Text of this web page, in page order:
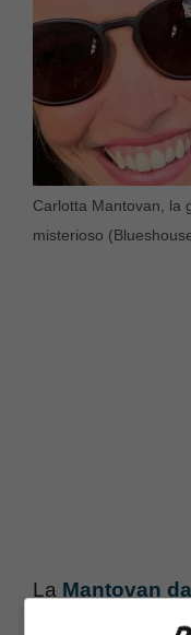
Carlotta Mantovan, la
misterioso
La Mantovan
. La